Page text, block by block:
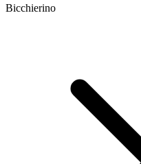
Bicchierino